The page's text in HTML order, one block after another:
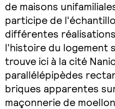
de maisons
participe de
différentes
l'histoire du logement
trouve ici à la cité
parallélépipèdes
briques apparentes
maçonnerie de